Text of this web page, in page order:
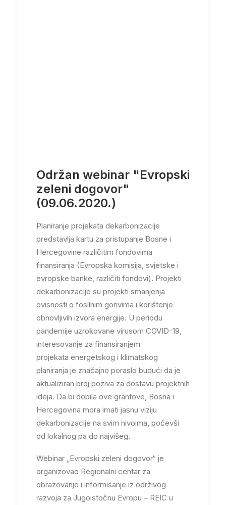
Održan webinar "Evropski
zeleni dogovor"
(09.06.2020.)
Planiranje projekata dekarbonizacije
predstavlja kartu za pristupanje Bosne i
Hercegovine različitim fondovima
finansiranja (Evropska komisija, svjetske i
evropske banke, različiti fondovi). Projekti
dekarbonizacije su projekti smanjenja
ovisnosti o fosilnim gorivima i korištenje
obnovljivih izvora energije. U periodu
pandemije uzrokovane virusom COVID-19,
interesovanje za finansiranjem
projekata energetskog i klimatskog
planiranja je značajno poraslo budući da je
aktualiziran broj poziva za dostavu projektnih
ideja. Da bi dobila ove grantove, Bosna i
Hercegovina mora imati jasnu viziju
dekarbonizacije na svim nivoima, počevši
od lokalnog pa do najvišeg.
Webinar „Evropski zeleni dogovor“ je
organizovao Regionalni centar za
obrazovanje i informisanje iz održivog
razvoja za Jugoistočnu Evropu – REIC u